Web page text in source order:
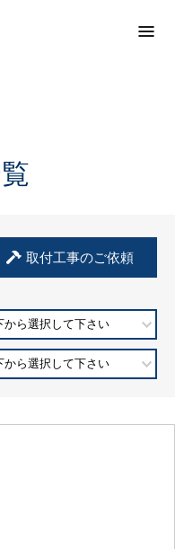
取付工事のご依頼
から選択して下さい
から選択して下さい